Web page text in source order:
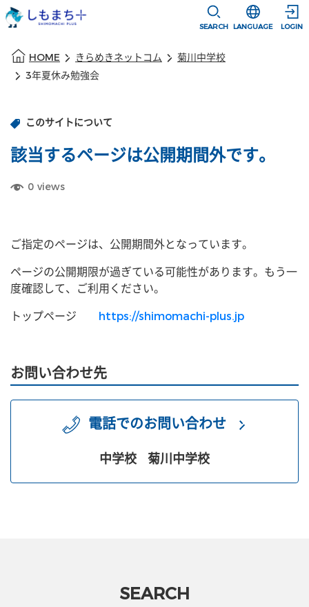
SEARCH
選択すると言
LANGUAGE LOGIN
HOME きらめきネットコム
菊川中学校
3年夏休み勉強会
このサイトについて
該当するページは公開期間外です。
0 views
ご指定のページは、公開期間外となっています。
ページの公開期限が過ぎている可能性があります。もう一
度確認して、ご利用ください。
トップページ
https://shimomachi-plus.jp
お問い合わせ先
電話でのお問い合わせ
中学校 菊川中学校
SEARCH